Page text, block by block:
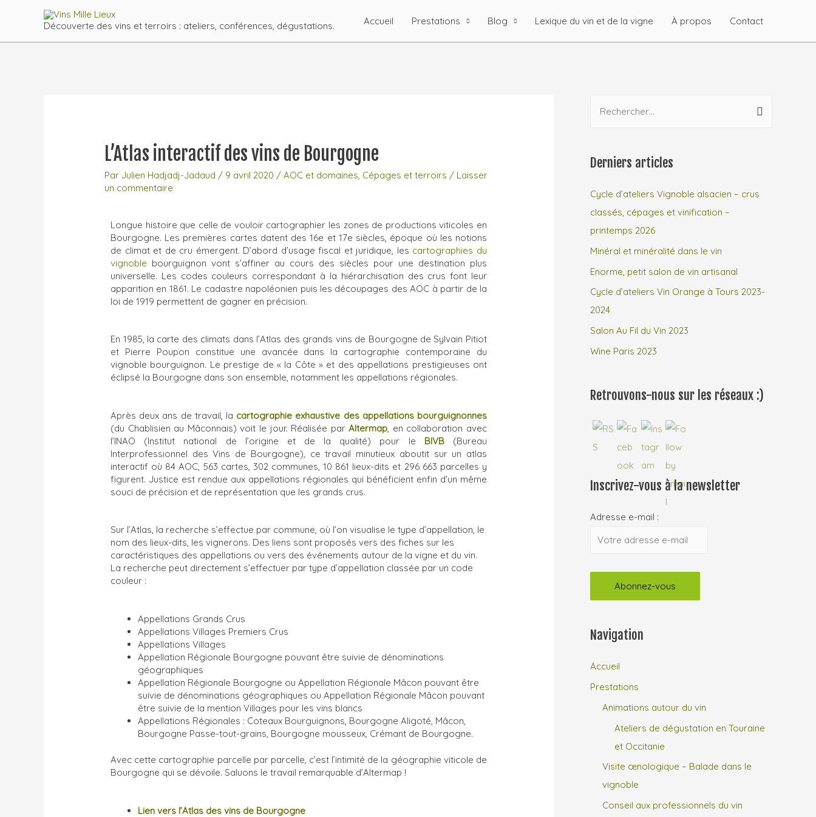
Découverte des vins et terroirs : ateliers, conférences, dégustations. Accueil Prestations Blog Lexique du vin et de la vigne À propos Contact
L’Atlas interactif des vins de Bourgogne
Par Julien Hadjadj-Jadaud / 9 avril 2020 /AOC et domaines, Cépages et terroirs / Laisser
un commentaire
Longue histoire que celle de vouloir cartographier les zones de productions viticoles en
Bourgogne. Les premières cartes datent des 16e et 17e siècles, époque où les notions
de climat et de cru émergent. D’abord d’usage fiscal et juridique, les cartographies du
vignoble bourguignon vont s’affiner au cours des siècles pour une destination plus
universelle. Les codes couleurs correspondant à la hiérarchisation des crus font leur
apparition en 1861. Le cadastre napoléonien puis les découpages des AOC à partir de la
loi de 1919 permettent de gagner en précision.
En 1985, la carte des climats dans l’Atlas des grands vins de Bourgogne de Sylvain Pitiot
et Pierre Poupon constitue une avancée dans la cartographie contemporaine du
vignoble bourguignon. Le prestige de « la Côte » et des appellations prestigieuses ont
éclipsé la Bourgogne dans son ensemble, notamment les appellations régionales.
Après deux ans de travail, la cartographie exhaustive des appellations bourguignonnes
(du Chablisien au Mâconnais) voit le jour. Réalisée parAltermap, en collaboration avec
l’INAO (Institut national de l’origine et de la qualité) pour le BIVB(Bureau
Interprofessionnel des Vins de Bourgogne), ce travail minutieux aboutit sur un atlas
interactif où 84 AOC, 563 cartes, 302 communes, 10 861 lieux-dits et 296 663 parcelles y
figurent. Justice est rendue aux appellations régionales qui bénéficient enfin d’un même
souci de précision et de représentation que les grands crus.
Sur l’Atlas, la recherche s’effectue par commune, où l’on visualise le type d’appellation, le
nom des lieux-dits, les vignerons. Des liens sont proposés vers des fiches sur les
caractéristiques des appellations ou vers des événements autour de la vigne et du vin.
La recherche peut directement s’effectuer par type d’appellation classée par un code
couleur :
Appellations Grands Crus
Appellations Villages Premiers Crus
Appellations Villages
Appellation Régionale Bourgogne pouvant être suivie de dénominations
géographiques
Appellation Régionale Bourgogne ou Appellation Régionale Mâcon pouvant être
suivie de dénominations géographiques ou Appellation Régionale Mâcon pouvant
être suivie de la mention Villages pour les vins blancs
Appellations Régionales : Coteaux Bourguignons, Bourgogne Aligoté, Mâcon,
Bourgogne Passe-tout-grains, Bourgogne mousseux, Crémant de Bourgogne.
Avec cette cartographie parcelle par parcelle, c’est l’intimité de la géographie viticole de
Bourgogne qui se dévoile. Saluons le travail remarquable d’Altermap !
Lien vers l’Atlas des vins de Bourgogne
Derniers articles
Cycle d’ateliers Vignoble alsacien – crus
classés, cépages et vinification –
printemps 2026
Minéral et minéralité dans le vin
Enorme, petit salon de vin artisanal
Cycle d’ateliers Vin Orange à Tours 2023-
2024
Salon Au Fil du Vin 2023
Wine Paris 2023
Retrouvons-nous sur les réseaux :)
Inscrivez-vous à la newsletter
Adresse e-mail :
Navigation
Accueil
Prestations
Animations autour du vin
Ateliers de dégustation en Touraine
et Occitanie
Visite œnologique – Balade dans le
vignoble
Conseil aux professionnels du vin